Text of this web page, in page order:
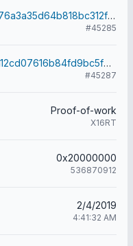
02d76a3a35d64b818bc312fe56ee42dce563f9885d2172fd6c63c660cb52de17
#45285
b5fa12cd07616b84fd9bc5f9293ae407f67f5d72b5c819c2096ef3e485861890
#45287
Proof-of-work
X16RT
0x20000000
536870912
2/4/2019
4:41:32 AM